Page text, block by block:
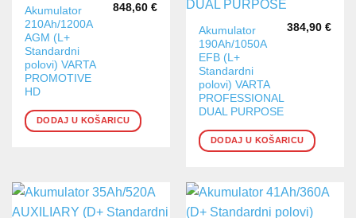
Akumulator
210Ah/1200A
AGM (L+
Standardni
polovi) VARTA
PROMOTIVE
HD
848,60 €
DODAJ U KOŠARICU
Akumulator
190Ah/1050A
EFB (L+
Standardni
polovi) VARTA
PROFESSIONAL
DUAL PURPOSE
384,90 €
DODAJ U KOŠARICU